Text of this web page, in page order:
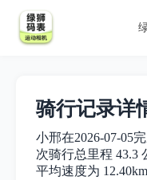
骑行记录详
小邢在2026-07-05
次骑行总里程 43.3
平均速度为